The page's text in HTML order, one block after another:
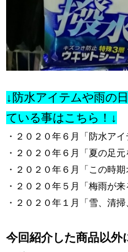
↓防水アイテムや雨の
ている事はこちら！↓
・ ２０２０年６月「防水アイ
・ ２０２０年６月「夏の足
・ ２０２０年６月「この時
・ ２０２０年５月「梅雨が来
・ ２０２０年１月「雪、清掃
今回紹介した商品以外